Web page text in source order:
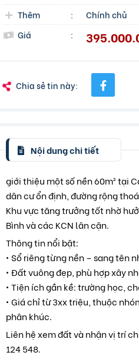
Thêm :
Chính chủ
Giá
:
Chia sẻ tin này:
Nội dung chi tiết
giới thiệu một số nền 60m² tại
dân cư ổn định, đường rộng
Khu vực tăng trưởng tốt nhờ
Bình và các KCN lân cận.
Thông tin nổi bật:
• Sổ riêng từng nền – sang tên
• Đất vuông đẹp, phù hợp xây
• Tiện ích gần kề: trường học,
• Giá chỉ từ 3xx triệu, thuộc
phân khúc.
Liên hệ xem đất và nhận vị trí
124 548.